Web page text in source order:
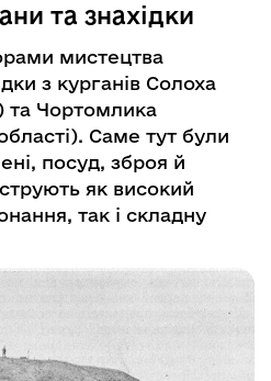
та знахідки
мистецтва
з курганів Солоха
та Чортомлика
Саме тут були
посуд, зброя й
як високий
так і складну